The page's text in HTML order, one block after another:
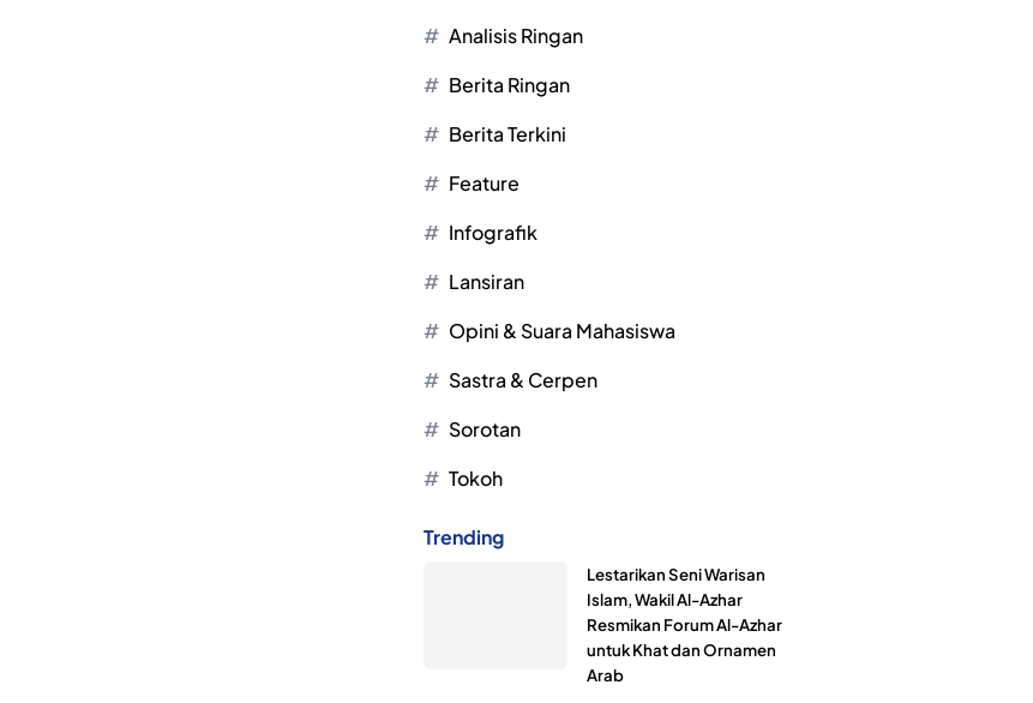
Analisis Ringan
Berita Ringan
Berita Terkini
Feature
Infografik
Lansiran
Opini & Suara Mahasiswa
Sastra & Cerpen
Sorotan
Tokoh
Trending
Lestarikan Seni Warisan
Islam, Wakil Al-Azhar
Resmikan Forum Al-Azhar
untuk Khat dan Ornamen
Arab